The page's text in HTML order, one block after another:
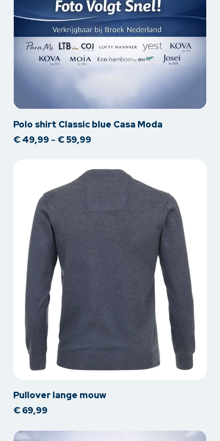
product
heeft
gekozen
worden
productpagina
Polo shirt Classic blue Casa Moda
€49,99 - €59,99Prijsklasse:
€ 59,99
product
heeft
variaties.
Pullover lange mouw
€69,99